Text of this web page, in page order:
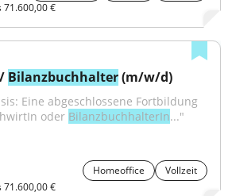
71.600,00 €
Bilanzbuchhalter (m/w/d)
Eine abgeschlossene Fortbildung
oder BilanzbuchhalterIn..."
Homeoffice
Vollzeit
71.600,00 €